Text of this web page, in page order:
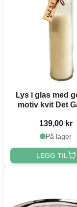
Lys i glas med
motiv kvit Det
139,00 kr
På lager
LEGG TIL